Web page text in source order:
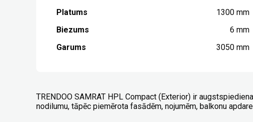
Platums
1300 mm
Biezums
6 mm
Garums
3050 mm
TRENDOO SAMRAT HPL Compact (Exterior) ir
nodilumu, tāpēc piemērota fasādēm, nojumēm, balkonu